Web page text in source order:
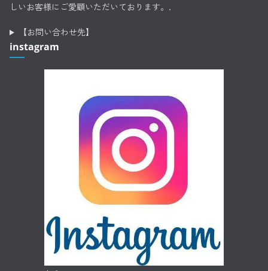
しいお客様にご愛顧いただいております。.
【お問い合わせ先】
instagram